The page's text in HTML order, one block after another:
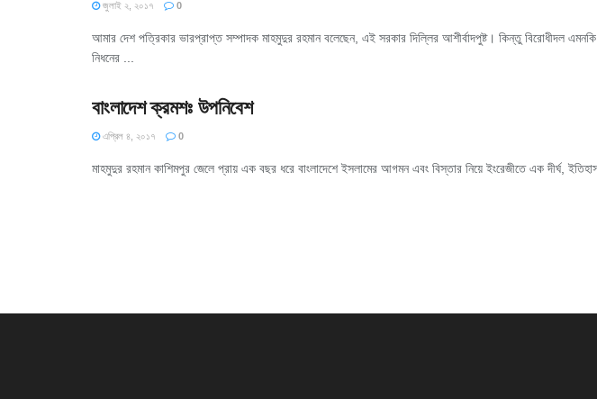
জুলাই ২, ২০১৭ 0
আমার দেশ পত্রিকার ভারপ্রাপ্ত সম্পাদক মাহমুদুর রহমান বলেছেন, এই সরকার দিল্লির আশীর্বাদপুষ্ট। কিন্তু বিরোধীদল
নিধনের ...
বাংলাদেশ ক্রমশঃ উপনিবেশ
এপ্রিল ৪, ২০১৭ 0
মাহমুদুর রহমান কাশিমপুর জেলে প্রায় এক বছর ধরে বাংলাদেশে ইসলামের আগমন এবং বিস্তার নিয়ে ইংরেজীতে এক দীর্ঘ,